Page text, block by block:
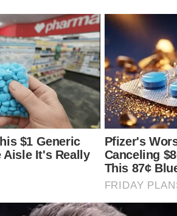
o Corinthians e afirmou que não
está focada para o confronto
e eliminar o rival.
mais por se tratar de um
conseguir mais um grande